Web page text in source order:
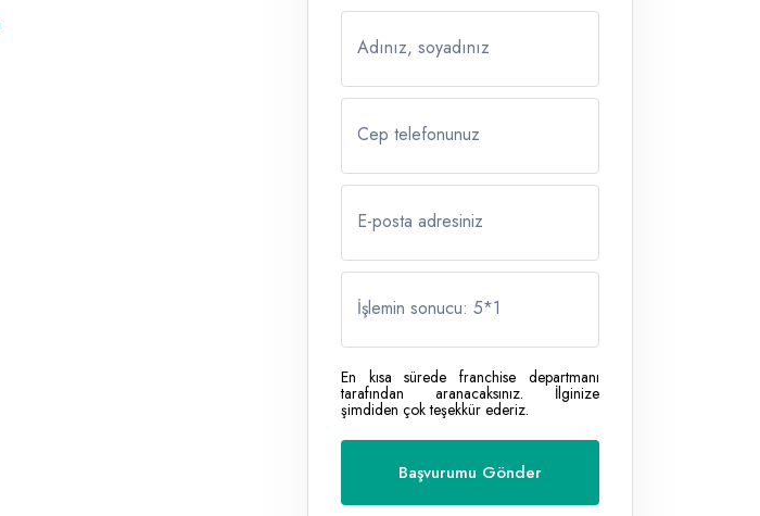
Adınız, soyadınız
Cep telefonunuz
E-posta adresiniz
İşlemin sonucu: 5*1
En kısa sürede franchise departmanı
tarafından aranacaksınız. İlginize
şimdiden çok teşekkür ederiz.